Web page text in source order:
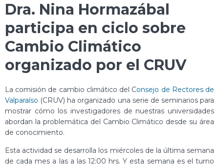
Dra. Nina Hormazábal
participa en ciclo sobre
Cambio Climático
organizado por el CRUV
La comisión de cambio climático del Consejo de Rectores de
Valparaíso (CRUV) ha organizado una serie de seminarios para
mostrar cómo los investigadores de nuestras universidades
abordan la problemática del Cambio Climático desde su área
de conocimiento.
Esta actividad se desarrolla los miércoles de la última semana
de cada mes a las a las 12:00 hrs. Y esta semana es el turno